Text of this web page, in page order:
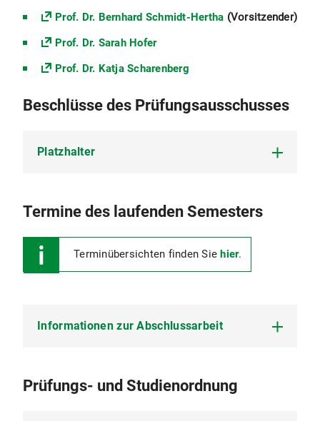
Prof. Dr. Bernhard Schmidt-Hertha (Vorsitzender)
Prof. Dr. Sarah Hofer
Prof. Dr. Katja Scharenberg
Beschlüsse des Prüfungsausschusses
Platzhalter
Termine des laufenden Semesters
Terminübersichten finden Siehier.
Informationen zur Abschlussarbeit
Prüfungs- und Studienordnung